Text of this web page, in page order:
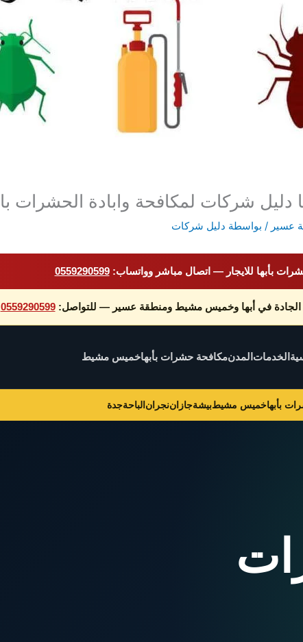
عسير / بواسطة دليل شركات
بأبها للايجار — اتصال مباشر وواتساب:0559290599
الجادة في أبها وخميس مشيط ومنطقة عسير — للتواصل:0559290599
الخدمات المدنمكافحة حشرات بأبهاخميس مشيط
بأبهاخميس مشيطبيشةجازاننجران الباحةجدة